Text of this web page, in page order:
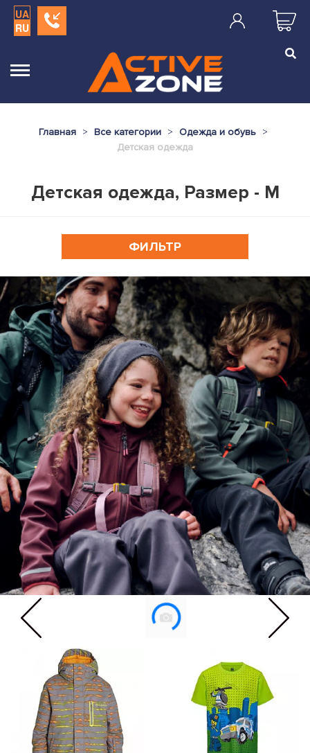
UA
RU
Главная Все категории
Одежда и обувь
Детская одежда
Детская одежда, Размер - M
ФИЛЬТР